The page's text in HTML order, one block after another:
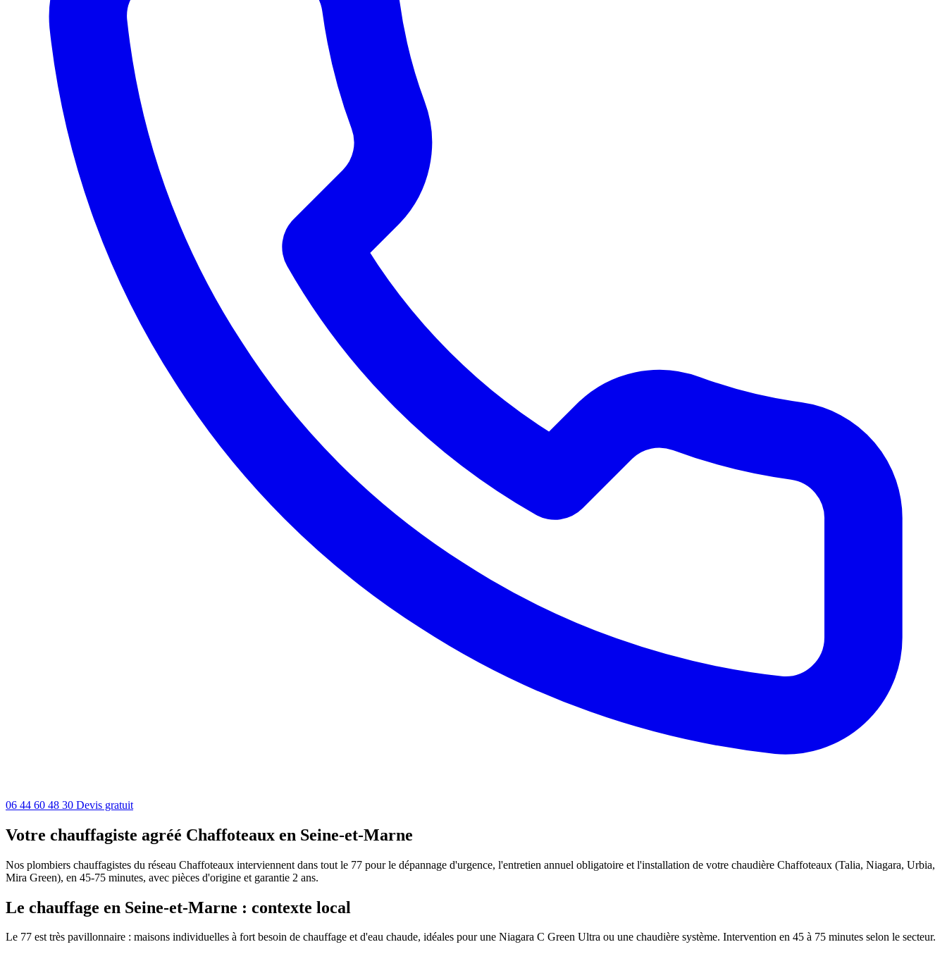
06 44 60 48 30 Devis gratuit
Votre chauffagiste agréé Chaffoteaux en Seine-et-Marne
Nos plombiers chauffagistes du réseau Chaffoteaux interviennent dans tout le 77 pour le dépannage d'urgence, l'entretien annuel obligatoire et l'installation de votre chaudière Chaffoteaux (Talia, Niagara, Urbia,
Mira Green), en 45-75 minutes, avec pièces d'origine et garantie 2 ans.
Le chauffage en Seine-et-Marne : contexte local
Le 77 est très pavillonnaire : maisons individuelles à fort besoin de chauffage et d'eau chaude, idéales pour une Niagara C Green Ultra ou une chaudière système. Intervention en 45 à 75 minutes selon le secteur.